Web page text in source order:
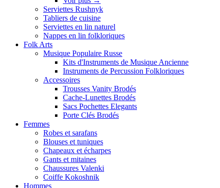
Serviettes Rushnyk
Tabliers de cuisine
Serviettes en lin naturel
Nappes en lin folkloriques
Folk Arts
Musique Populaire Russe
Kits d'Instruments de Musique Ancienne
Instruments de Percussion Folkloriques
Accessoires
Trousses Vanity Brodés
Cache-Lunettes Brodés
Sacs Pochettes Elegants
Porte Clés Brodés
Femmes
Robes et sarafans
Blouses et tuniques
Chapeaux et écharpes
Gants et mitaines
Chaussures Valenki
Coiffe Kokoshnik
Hommes